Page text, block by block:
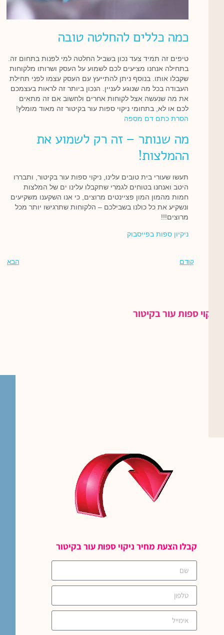
כמה כללים להחלטה טובה
טיפים זה תמיד צעד נכון בשביל החלטה למי לפנות בתחום זה.
בתחילה אנחנו מציעים לכם לשמוע על העסק ושרותו מלקוחות
שקבלו אותו. בנוסף ניתן להתייעץ עם העסק עצמו לפני תחילת
העבודה בכל מה שנוגע לעניין. הנכון ביותר זה לראות בעצמכם
את מה שנעשה אצל לקוחות אחרים ולחשוב אם זה מתאים
לכם או לא, בתחומי ניקוי ספות עור בקיטור זה מאוד מומלץ!
הסרת כתם דם מספה
מה שנותר – זה רק לשמוע את
ההמלצות!
תעשו שעורי בית טובים עלינו, ניקוי ספות עור בקיטור, ותבררו
היטב ואנחנו בטוחים לגמרי שתקבלו עלינו ים של המלצות
חמות מהמון המון פציינטים מרוצים, כי אנו השקענו משקיעים
ונשקיע את כל כולנו בשבילכם – הלקוחות שתרגישו יותר מכל
מרוצים!!!
ניקיון ספות בפייסבוק
קודם הבא
ניקוי ספות עור בקיטור
קבלו הצעת מחיר ניקוי ספות עור בקיטור